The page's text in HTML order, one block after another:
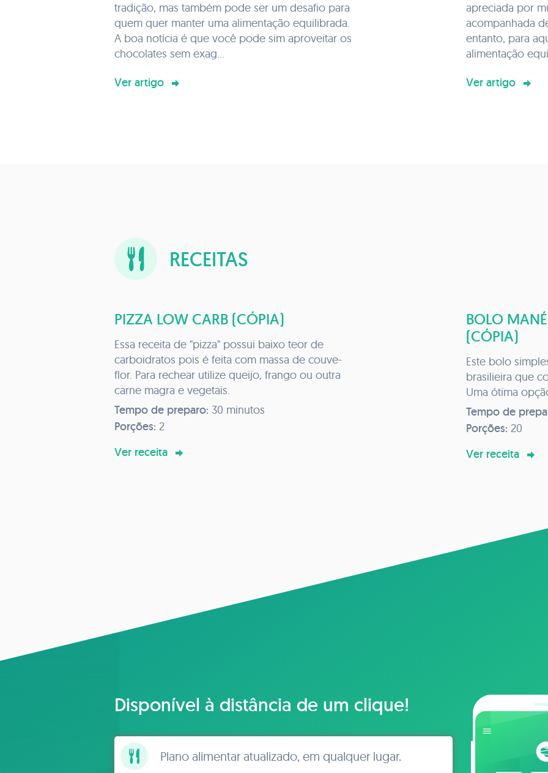
tradição, mas também pode ser um desafio para
quem quer manter uma alimentação equilibrada.
A boa notícia é que você pode sim aproveitar os
chocolates sem exag...
Ver artigo
apreciada por
acompanhada
entanto, para
alimentação
Ver artigo
RECEITAS
PIZZA LOW CARB (CÓPIA)
Essa receita de "pizza" possui baixo teor de
carboidratos pois é feita com massa de couve-
flor. Para rechear utilize queijo, frango ou outra
carne magra e vegetais.
Tempo de preparo: 30 minutos
Porções: 2
Ver receita
BOLO
(CÓPIA)
Este bolo
brasilieira que
Uma ótima
Tempo de
Porções: 20
Ver receita
Disponível à distância de um clique!
Plano alimentar atualizado, em qualquer lugar.